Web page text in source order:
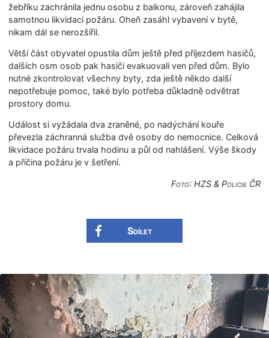
žebříku zachránila jednu osobu z balkonu, zároveň zahájila
samotnou likvidaci požáru. Oheň zasáhl vybavení v bytě,
nikam dál se nerozšířil.
Větší část obyvatel opustila dům ještě před příjezdem hasičů,
dalších osm osob pak hasiči evakuovali ven před dům. Bylo
nutné zkontrolovat všechny byty, zda ještě někdo další
nepotřebuje pomoc, také bylo potřeba důkladně odvětrat
prostory domu.
Událost si vyžádala dva zraněné, po nadýchání kouře
převezla záchranná služba dvě osoby do nemocnice. Celková
likvidace požáru trvala hodinu a půl od nahlášení. Výše škody
a příčina požáru je v šetření.
Foto: HZS & Policie ČR
Sdílet